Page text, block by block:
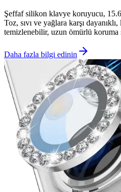
Şeffaf silikon klavye koruyucu,
Toz, sıvı ve yağlara karşı
temizlenebilir, uzun ömürlü koruma
Daha fazla bilgi edinin